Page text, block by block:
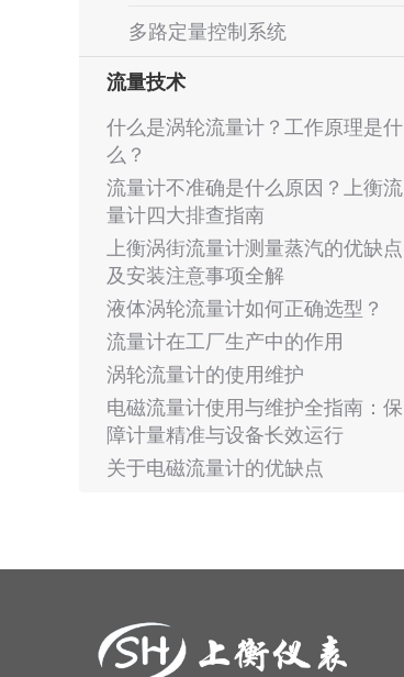
多路定量控制系统
流量技术
什么是涡轮流量计？工作原理是什
么？
流量计不准确是什么原因？上衡流
量计四大排查指南
上衡涡街流量计测量蒸汽的优缺点
及安装注意事项全解
液体涡轮流量计如何正确选型？
流量计在工厂生产中的作用
涡轮流量计的使用维护
电磁流量计使用与维护全指南：保
障计量精准与设备长效运行
关于电磁流量计的优缺点